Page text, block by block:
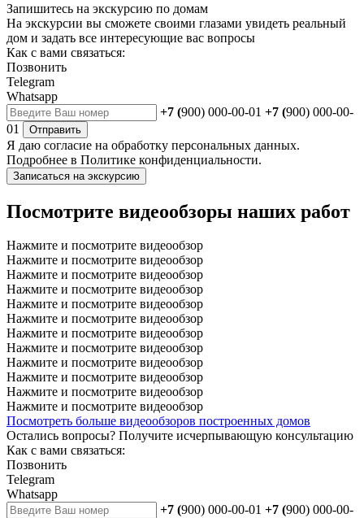
Запишитесь на экскурсию по домам
На экскурсии вы сможете своими глазами увидеть реальный
дом и задать все интересующие вас вопросы
Как с вами связаться:
Позвонить
Telegram
Whatsapp
+7 (900) 000-00-01 +7 (900) 000-00-
01
Отправить
Я даю согласие на обработку персональных данных.
Подробнее в Политике конфиденциальности.
Записаться на экскурсию
Посмотрите видеообзоры наших работ
Нажмите и посмотрите видеообзор
Нажмите и посмотрите видеообзор
Нажмите и посмотрите видеообзор
Нажмите и посмотрите видеообзор
Нажмите и посмотрите видеообзор
Нажмите и посмотрите видеообзор
Нажмите и посмотрите видеообзор
Нажмите и посмотрите видеообзор
Нажмите и посмотрите видеообзор
Нажмите и посмотрите видеообзор
Нажмите и посмотрите видеообзор
Нажмите и посмотрите видеообзор
Посмотреть больше видеообзоров построенных домов
Остались вопросы? Получите исчерпывающую консультацию
Как с вами связаться:
Позвонить
Telegram
Whatsapp
+7 (900) 000-00-01 +7 (900) 000-00-